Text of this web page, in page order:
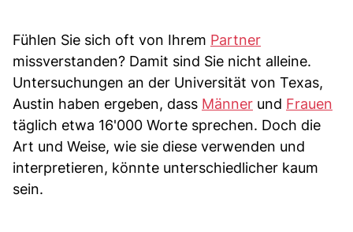
Fühlen Sie sich oft von Ihrem Partner
missverstanden? Damit sind Sie nicht alleine.
Untersuchungen an der Universität von Texas,
Austin haben ergeben, dass Männer und Frauen
täglich etwa 16'000 Worte sprechen. Doch die
Art und Weise, wie sie diese verwenden und
interpretieren, könnte unterschiedlicher kaum
sein.